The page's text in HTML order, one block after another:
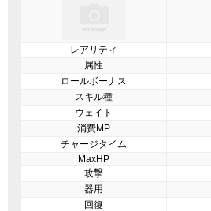
レアリティ
属性
ロールボーナス
スキル種
ウェイト
消費MP
チャージタイム
MaxHP
攻撃
器用
回復